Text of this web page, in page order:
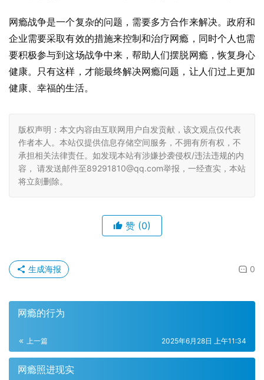
网瘾战争是一个复杂的问题，需要多方合作来解决。政府和
企业需要采取有效的措施来控制和治疗网瘾，同时个人也需
要积极参与到这场战争中来，帮助人们摆脱网瘾，恢复身心
健康。只有这样，才能最终解决网瘾问题，让人们过上更加
健康、幸福的生活。
版权声明：本文内容由互联网用户自发贡献，该文观点仅代表
作者本人。本站仅提供信息存储空间服务，不拥有所有权，不
承担相关法律责任。如发现本站有涉嫌抄袭侵权/违法违规的内
容， 请发送邮件至89291810@qq.com举报，一经查实，本站
将立刻删除。
赞 (0)
0
生成海报
网瘾的行为
上一篇 2025年6月28日 上午11:34
网瘾照进现实